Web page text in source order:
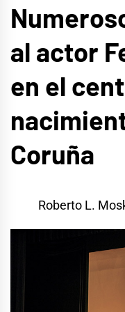
al actor
en el
Coruña
Roberto L.